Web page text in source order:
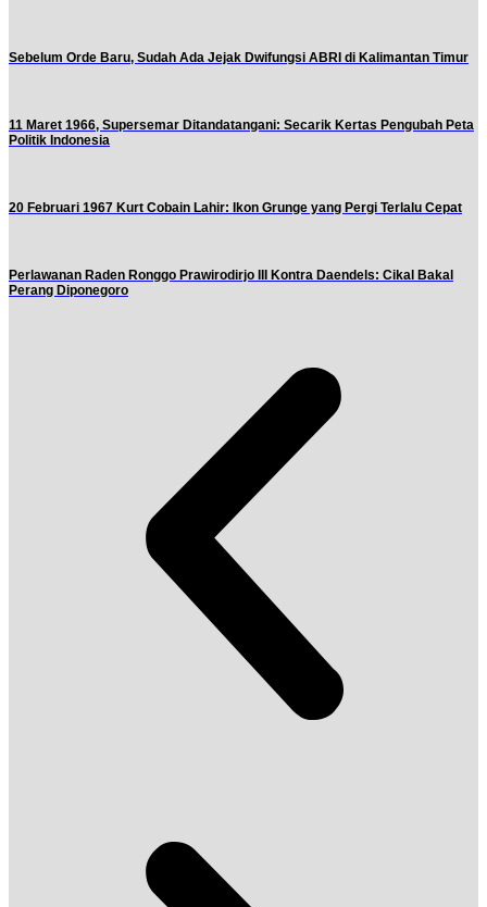
Sebelum Orde Baru, Sudah Ada Jejak Dwifungsi ABRI di Kalimantan Timur
11 Maret 1966, Supersemar Ditandatangani: Secarik Kertas Pengubah Peta
Politik Indonesia
20 Februari 1967 Kurt Cobain Lahir: Ikon Grunge yang Pergi Terlalu Cepat
Perlawanan Raden Ronggo Prawirodirjo III Kontra Daendels: Cikal Bakal
Perang Diponegoro